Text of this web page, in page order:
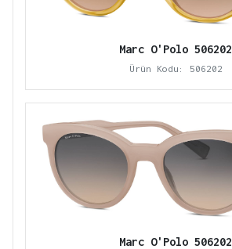
Marc O'Polo 506202
Ürün Kodu: 506202
Marc O'Polo 506202